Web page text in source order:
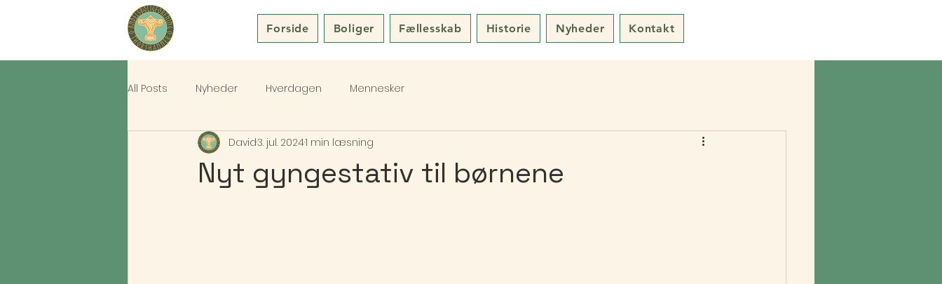
Forside Boliger Fællesskab Historie Nyheder Kontakt
All Posts Nyheder Hverdagen Mennesker
Nyt gyngestativ til børnene
David3. jul. 20241 min læsning